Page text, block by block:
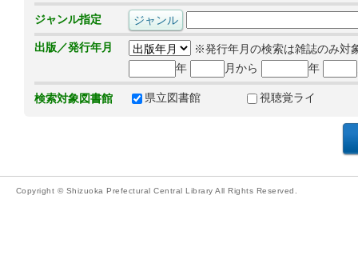
ジャンル指定
出版／発行年月
※発行年月の検索は雑誌のみ対
年
月から 年
検索対象図書館 県立図書館 視聴覚ライ
Copyright © Shizuoka Prefectural Central Library All Rights Reserved.